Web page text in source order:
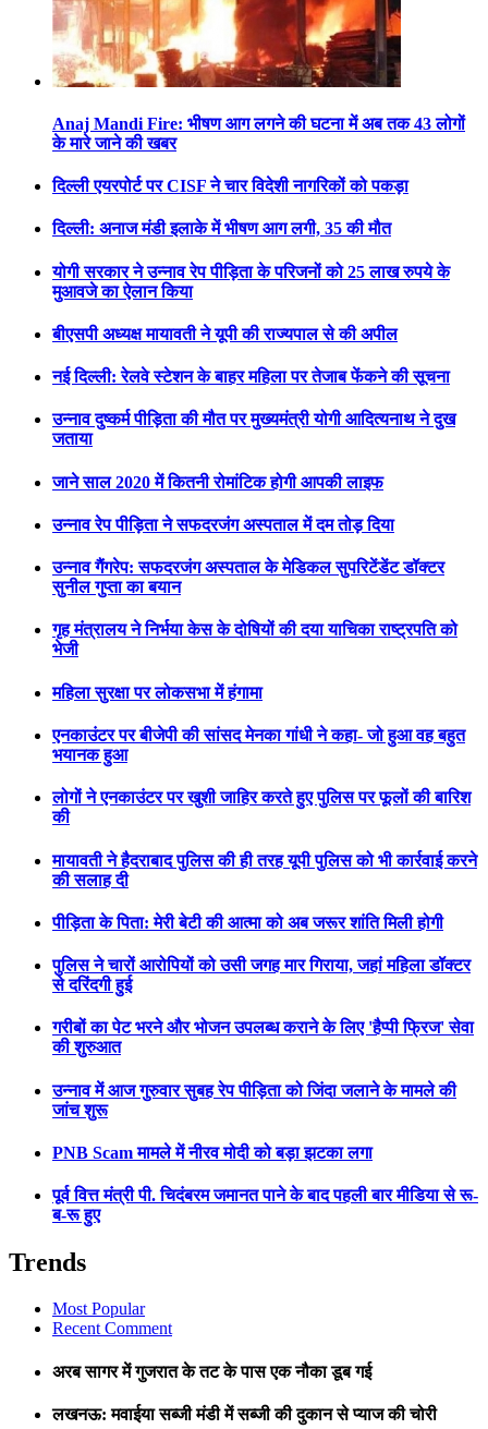
Anaj Mandi Fire: भीषण आग लगने की घटना में अब तक 43 लोगों
के मारे जाने की खबर
दिल्ली एयरपोर्ट पर CISF ने चार विदेशी नागरिकों को पकड़ा
दिल्ली: अनाज मंडी इलाके में भीषण आग लगी, 35 की मौत
योगी सरकार ने उन्नाव रेप पीड़िता के परिजनों को 25 लाख रुपये के
मुआवजे का ऐलान किया
बीएसपी अध्यक्ष मायावती ने यूपी की राज्यपाल से की अपील
नई दिल्ली: रेलवे स्टेशन के बाहर महिला पर तेजाब फेंकने की सूचना
उन्नाव दुष्कर्म पीड़िता की मौत पर मुख्यमंत्री योगी आदित्यनाथ ने दुख
जताया
जाने साल 2020 में कितनी रोमांटिक होगी आपकी लाइफ
उन्नाव रेप पीड़िता ने सफदरजंग अस्पताल में दम तोड़ दिया
उन्नाव गैंगरेप: सफदरजंग अस्पताल के मेडिकल सुपरिटेंडेंट डॉक्टर
सुनील गुप्ता का बयान
गृह मंत्रालय ने निर्भया केस के दोषियों की दया याचिका राष्ट्रपति को
भेजी
महिला सुरक्षा पर लोकसभा में हंगामा
एनकाउंटर पर बीजेपी की सांसद मेनका गांधी ने कहा- जो हुआ वह बहुत
भयानक हुआ
लोगों ने एनकाउंटर पर खुशी जाहिर करते हुए पुलिस पर फूलों की बारिश
की
मायावती ने हैदराबाद पुलिस की ही तरह यूपी पुलिस को भी कार्रवाई करने
की सलाह दी
पीड़िता के पिता: मेरी बेटी की आत्मा को अब जरूर शांति मिली होगी
पुलिस ने चारों आरोपियों को उसी जगह मार गिराया, जहां महिला डॉक्टर
से दरिंदगी हुई
गरीबों का पेट भरने और भोजन उपलब्ध कराने के लिए 'हैप्पी फ्रिज' सेवा
की शुरुआत
उन्नाव में आज गुरुवार सुबह रेप पीड़िता को जिंदा जलाने के मामले की
जांच शुरू
PNB Scam मामले में नीरव मोदी को बड़ा झटका लगा
पूर्व वित्त मंत्री पी. चिदंबरम जमानत पाने के बाद पहली बार मीडिया से रू-
ब-रू हुए
Trends
Most Popular
Recent Comment
अरब सागर में गुजरात के तट के पास एक नौका डूब गई
लखनऊ: मवाईया सब्जी मंडी में सब्जी की दुकान से प्याज की चोरी